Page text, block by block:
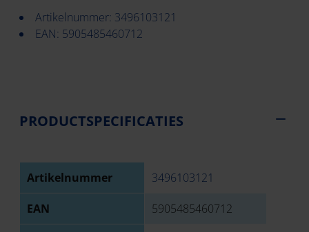
Artikelnummer: 3496103121
EAN: 5905485460712
PRODUCTSPECIFICATIES
Artikelnummer 3496103121
EAN 5905485460712